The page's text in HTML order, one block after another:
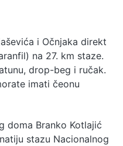
i Očnjaka direkt
na 27. km staze.
drop-beg i ručak.
imati čeonu
doma Branko Kotlajić
stazu Nacionalnog